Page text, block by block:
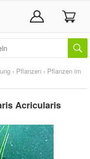
› Pflanzen › Pflanzen im
Acricularis